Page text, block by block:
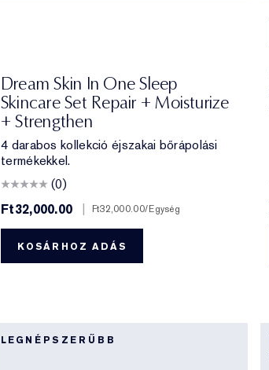
Dream Skin In One Sleep
Skincare Set Repair + Moisturize
+ Strengthen
4 darabos kollekció éjszakai bőrápolási
termékekkel.
(0)
Ft32,000.00
Ft32,000.00/Egység
KOSÁRHOZ ADÁS
LEGNÉPSZERŰBB